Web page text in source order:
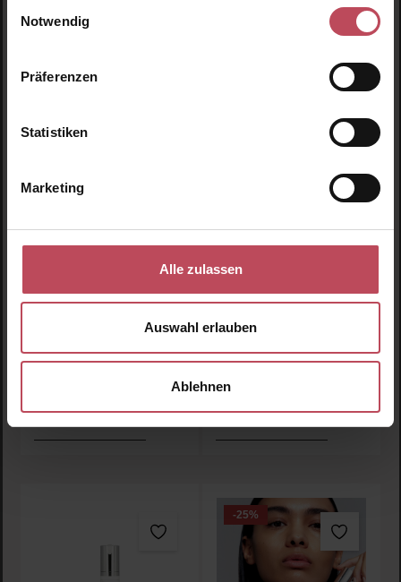
Notwendig
Präferenzen
Statistiken
Marketing
Alle zulassen
Auswahl erlauben
Ablehnen
VT PDRN Reedle Shot
Eye Lifter
Augencreme
Regulärer Preis:
21,95 CHF
Produkt Anzahl: Gib den gewünschten Wert ein
VT Reedle Shot 100
Gesichtsserum
Regulärer Preis:
35,15 CHF
Produkt Anzahl: Gib den
-25%